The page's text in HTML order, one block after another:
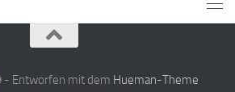
- Entworfen mit dem Hueman-Theme